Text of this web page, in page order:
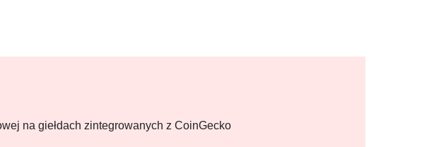
na giełdach zintegrowanych z CoinGecko